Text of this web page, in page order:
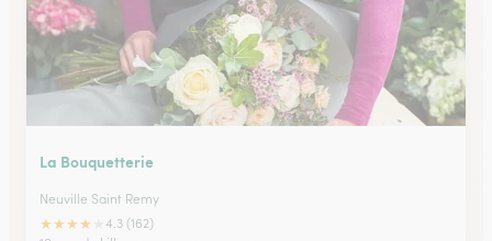
La Bouquetterie
Neuville Saint Remy
★★★★
4.3 (162)